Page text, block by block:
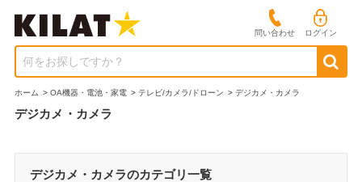
問い合わせ ログイン
何をお探しですか？
ホーム > OA機器・電池・家電 > テレビ/カメラ/ドローン > デジカメ・カメラ
デジカメ・カメラ
デジカメ・カメラのカテゴリ一覧